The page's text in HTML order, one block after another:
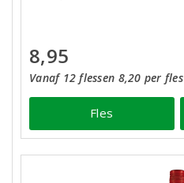
8,95
Vanaf 12 flessen 8,20 per fles
Fles